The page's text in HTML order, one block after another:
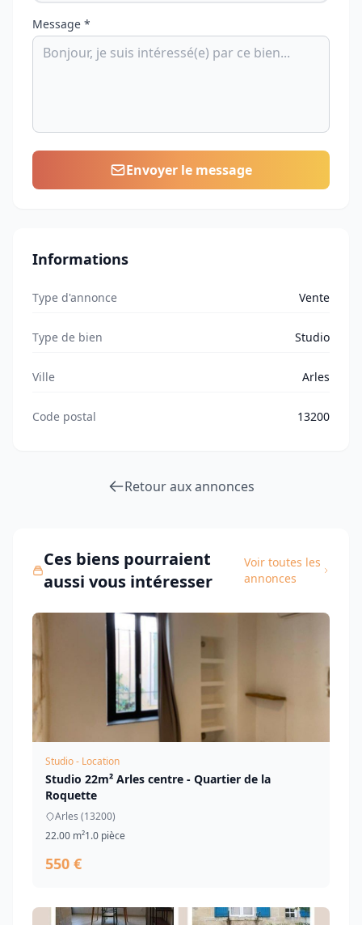
Message *
Envoyer le message
Informations
Type d'annonce Vente
Type de bien Studio
Ville Arles
Code postal 13200
Retour aux annonces
Ces biens pourraient
aussi vous intéresser
Voir toutes les
annonces
Studio - Location
Studio 22m² Arles centre - Quartier de la
Roquette
Arles (13200)
22.00 m²1.0 pièce
550 €